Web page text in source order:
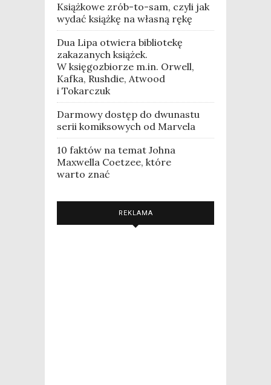
Książkowe zrób-to-sam, czyli jak
wydać książkę na własną rękę
Dua Lipa otwiera bibliotekę
zakazanych książek.
W księgozbiorze m.in. Orwell,
Kafka, Rushdie, Atwood
i Tokarczuk
Darmowy dostęp do dwunastu
serii komiksowych od Marvela
10 faktów na temat Johna
Maxwella Coetzee, które
warto znać
REKLAMA